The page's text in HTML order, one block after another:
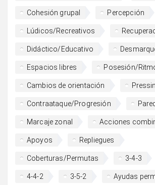
Cohesión grupal Percepción
Lúdicos/Recreativos
Didáctico/Educativo
Espacios libres Posesión/
Cambios de orientación
Contraataque/Progresión
Marcaje zonal Acciones
Apoyos Repliegues
Coberturas/Permutas 3-4-3
4-4-2 3-5-2 Ayudas